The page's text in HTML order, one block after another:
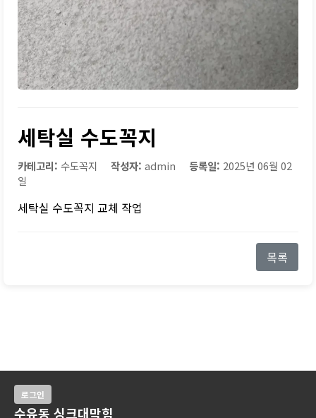
세탁실 수도꼭지
카테고리: 수도꼭지 작성자: admin 등록일: 2025년 06월 02
일
세탁실 수도꼭지 교체 작업
목록
로그인
수유동 싱크대막힘